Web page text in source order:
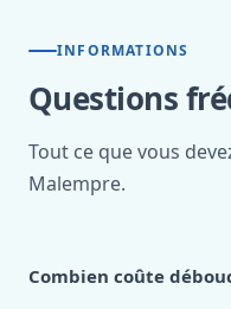
INFORMATIONS
Questions
Tout ce que vous
Malempre.
Combien coûte